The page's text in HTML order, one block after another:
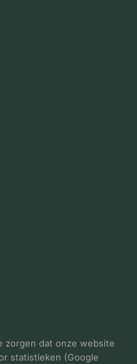
zorgen dat onze website
statistieken (Google